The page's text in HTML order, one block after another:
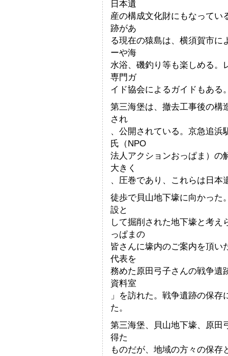
日本遺
産の構成文化財にもなってい
跡があ
る現在の猿島は、横須賀市に
ーや海
水浴、磯釣り等も楽しめる。
専門ガ
イド協会によるガイドもある
第三海堡は、撤去工事後の構
され
、公開されている。京急追浜
氏（NPO
法人アクションおっぱま）の
大きく
、圧巻であり、これらは日本
徒歩で貝山地下壕に向かった
設と
して掘削された地下壕と考え
っぱまの
皆さんに壕内のご案内を頂い
代表を
務めた原田弓子さんの戦争遺
資料室
」を訪れた。戦争遺跡の保
た。
第三海堡、貝山地下壕、原田
得た
ものだが、地域の方々の保